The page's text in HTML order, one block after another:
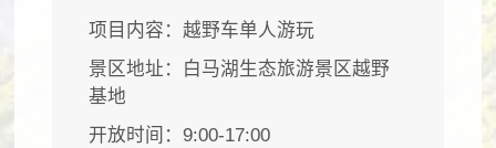
项目内容：越野车单人游玩
景区地址：白马湖生态旅游景区越野
基地
开放时间：9:00-17:00